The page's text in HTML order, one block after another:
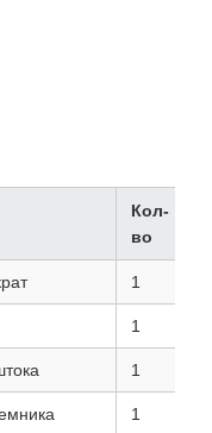
Кол-
во
1
1
1
1